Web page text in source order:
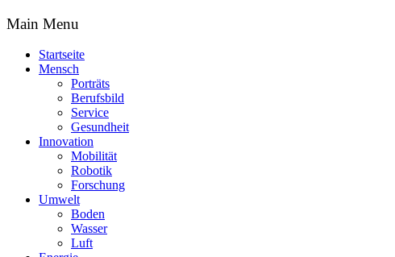
Main Menu
Startseite
Mensch
Porträts
Berufsbild
Service
Gesundheit
Innovation
Mobilität
Robotik
Forschung
Umwelt
Boden
Wasser
Luft